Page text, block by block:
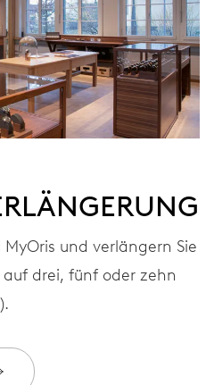
rotem Rotor
und verlängern Sie
drei, fünf oder zehn